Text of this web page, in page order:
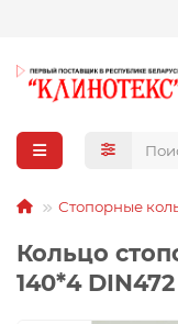
Стопорные
Кольцо
140*4 DIN472